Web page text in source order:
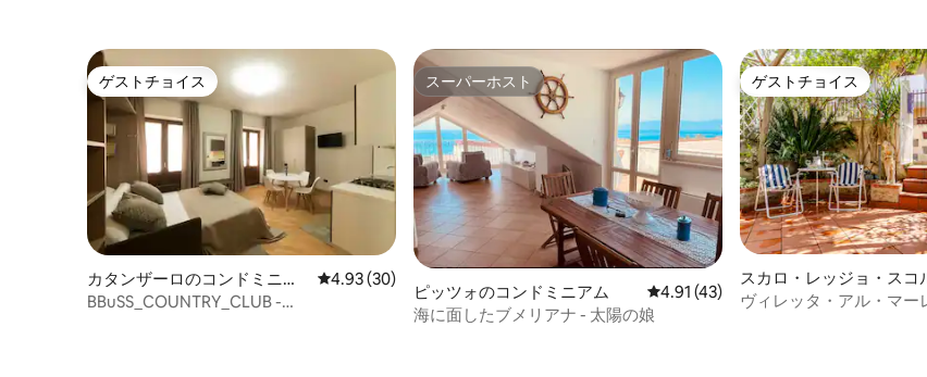
ゲストチョイス
ゲストチョイス
カタンザーロのコンドミニア
ム
レビュー30件、5つ星中4.93つ星の平均評価
4.93 (30)
BBuSS_COUNTRY_CLUB -
スーパーホスト
スーパーホスト
ピッツォのコンドミニアム レビュー43件、5つ星中4.91つ星の平
4.91 (43)
海に面したブメリアナ - 太陽の娘
ゲストチョイス
ゲストチョイス
スカロ・レッジョ・スコ
ッカ・ヴァルダーノのコ
ヴィレッタ・アル・マー